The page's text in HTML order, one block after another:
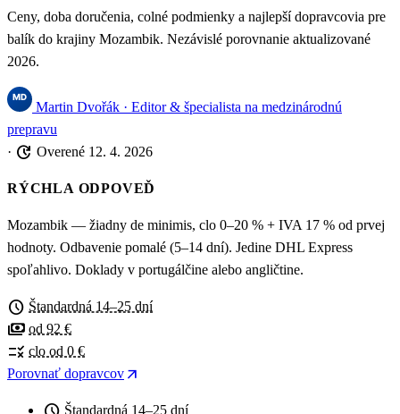
Ceny, doba doručenia, colné podmienky a najlepší dopravcovia pre
balík do krajiny Mozambik. Nezávislé porovnanie aktualizované
2026.
Martin Dvořák · Editor & špecialista na medzinárodnú
prepravu
· update Overené 12. 4. 2026
RÝCHLA ODPOVEĎ
Mozambik — žiadny de minimis, clo 0–20 % + IVA 17 % od prvej
hodnoty. Odbavenie pomalé (5–14 dní). Jedine DHL Express
spoľahlivo. Doklady v portugálčine alebo angličtine.
schedule Štandardná 14–25 dní
payments od 92 €
rule clo od 0 €
Porovnať dopravcov arrow_outward
Štandardná 14–25 dní